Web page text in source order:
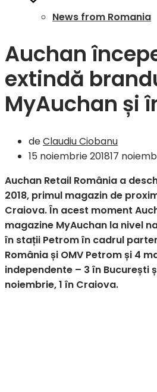
News from Romania
Auchan
extindă
MyAuchan și
deClaudiu Ciobanu
15 noiembrie 201817
Auchan Retail România a
2018, primul magazin de
Craiova. În acest moment
magazine MyAuchan la nivel
în stații Petrom în cadrul
România și OMV Petrom și 4
independente – 3 în București
noiembrie, 1 în Craiova.